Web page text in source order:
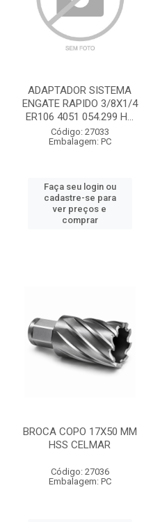
ADAPTADOR SISTEMA
ENGATE RAPIDO 3/8X1/4
ER106 4051 054.299 H...
Código: 27033
Embalagem: PC
Faça seu login ou
cadastre-se para
ver preços e
comprar
BROCA COPO 17X50 MM
HSS CELMAR
Código: 27036
Embalagem: PC